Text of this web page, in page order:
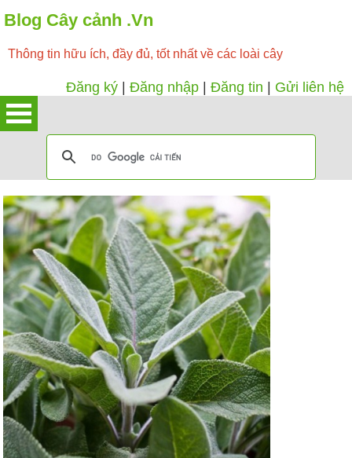
Blog Cây cảnh .Vn
Thông tin hữu ích, đầy đủ, tốt nhất về các loài cây
Đăng ký Đăng nhập Đăng tin Gửi liên hệ